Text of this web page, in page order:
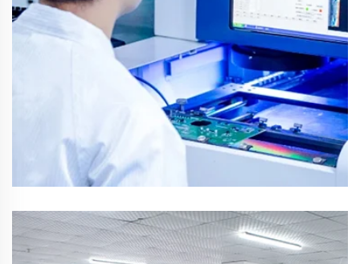
Tutkimus- ja kehitystyöryhmä
suunnittelu ja kehitys